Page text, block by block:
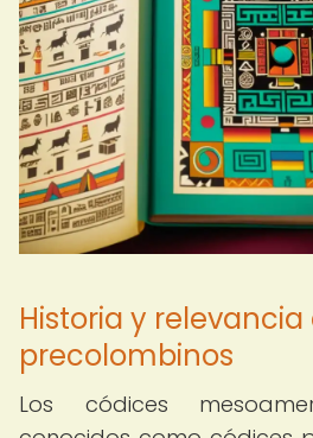
Historia y
precolombinos
Los códices